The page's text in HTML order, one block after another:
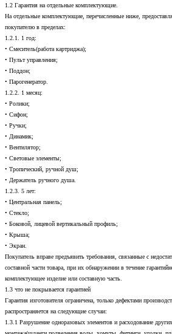
1.2 Гарантия на отдельные комплектующие.
На отдельные комплектующие, перечисленные ниже,
покупателю в пределах:
1.2.1. 1 год:
• Смеситель(работа картриджа);
• Пульт управления;
• Поддон;
• Парогенератор.
1.2.2. 1 месяц:
• Ролики;
• Сифон;
• Ручки;
• Динамик;
• Вентилятор;
• Световые элементы;
• Тропический, ручной душ;
• Держатель ручного душа.
1.2.3. 5 лет:
• Центральная панель;
• Стекло;
• Боковой, лицевой вертикальный профиль;
• Крыша;
• Экран.
Покупатель вправе предъявить требования, связанные с
составной части товара, при их обнаружении в течение
комплектующее изделие или составную часть.
1.3 что не покрывается гарантией
Гарантия изготовителя ограничена, только дефектами
распространяется на следующие случаи:
1.3.1 Разрушение одноразовых элементов и расходование